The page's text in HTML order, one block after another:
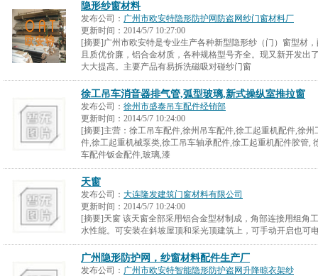
隐形纱窗材料
发布公司： 广州市欧安特隐形防护网防盗网纱门窗材料厂
更新时间： 2014/5/7 10:27:00
[摘要]广州市欧安特是专业生产各种新型隐形纱（门）窗型材
且质优价廉，铝合金材质，各种规格型号齐全。现又新开发出
大大提高。主要产品有易拆洗磁吸对碰纱门窗
徐工吊车消音器排气管,弧型玻璃,新式操纵室推拉窗
发布公司： 徐州市盛泰吊车配件经销部
更新时间： 2014/5/7 10:24:00
[摘要]主营：徐工吊车配件,徐州吊车配件,徐工起重机配件,徐
件,徐工起重机械泵类,徐工吊车轴承配件,徐工起重机配件胶管,
车配件钣金配件,玻璃,漆
天窗
发布公司： 大连隆发建筑门窗材料有限公司
更新时间： 2014/5/7 10:24:00
[摘要]天窗 该天窗全部采用铝合金型材制成，角部连接用组角
水性能。可安装在斜坡屋顶和采光顶建筑上，可手动开启也可
广州隐形防护网，纱窗材料配件生产厂
发布公司： 广州市欧安特智能隐形防护盗网升降晾衣架纱